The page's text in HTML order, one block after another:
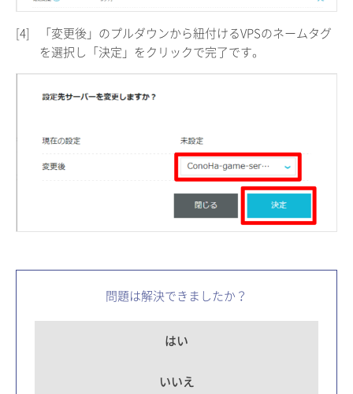
[4]
「変更後」のプルダウンから紐付けるVPSのネームタグ
を選択し「決定」をクリックで完了です。
問題は解決できましたか？
はい
いいえ